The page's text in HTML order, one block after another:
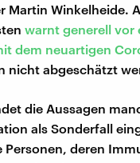
Martin Winkelheide.
warnt generell vor
dem neuartigen
nicht abgeschätzt
die Aussagen
als Sonderfall
Personen, deren